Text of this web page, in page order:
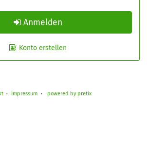
Anmelden
Konto erstellen
Impressum powered by pretix